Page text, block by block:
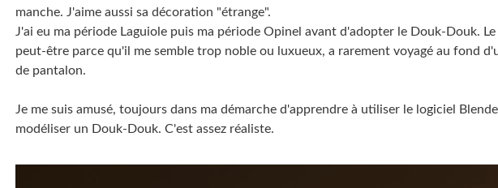
manche. J'aime aussi sa décoration "étrange".
J'ai eu ma période Laguiole puis ma période Opinel avant d'adopter le Douk-Douk.
peut-être parce qu'il me semble trop noble ou luxueux, a rarement voyagé au fond
de pantalon.
Je me suis amusé, toujours dans ma démarche d'apprendre à utiliser le logiciel
modéliser un Douk-Douk. C'est assez réaliste.